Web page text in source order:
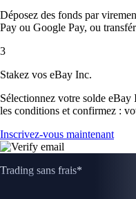
Déposez des fonds par
Pay ou Google Pay, ou
3
Stakez vos eBay Inc.
Sélectionnez votre solde
les conditions et confirmez :
Inscrivez-vous maintenant
Trading sans frais*